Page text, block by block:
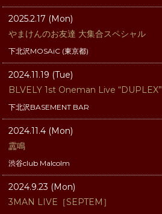
2025.2.17 (Mon)
やまけんのお友達 大集合スペシャル
下北沢MOSAiC (東京都)
2024.11.19 (Tue)
BLVELY 1st Oneman Live “DUPLEX”
下北沢BASEMENT BAR
2024.11.4 (Mon)
靁鳴
渋谷club Malcolm
2024.9.23 (Mon)
3MAN LIVE［SEPTEM］